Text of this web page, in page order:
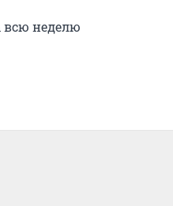
всю неделю